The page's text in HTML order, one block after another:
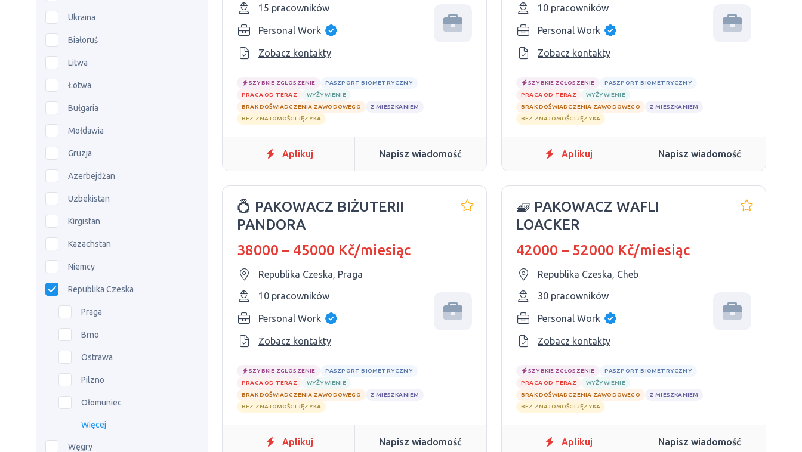
Ukraina
Białoruś
Litwa
Łotwa
Bułgaria
Mołdawia
Gruzja
Azerbejdżan
Uzbekistan
Kirgistan
Kazachstan
Niemcy
Republika Czeska
Praga
Brno
Ostrawa
Pilzno
Ołomuniec
Więcej
Węgry
15 pracowników
Personal Work
Zobacz kontakty
SZYBKIE ZGŁOSZENIE
PASZPORT BIOMETRYCZNY
PRACA OD TERAZ
WYŻYWIENIE
BRAK DOŚWIADCZENIA ZAWODOWEGO
Z MIESZKANIEM
BEZ ZNAJOMOŚCI JĘZYKA
Aplikuj Napisz wiadomość
10 pracowników
Personal Work
Zobacz kontakty
SZYBKIE ZGŁOSZENIE
PASZPORT BIOMETRYCZNY
PRACA OD TERAZ
WYŻYWIENIE
BRAK DOŚWIADCZENIA ZAWODOWEGO
Z MIESZKANIEM
BEZ ZNAJOMOŚCI JĘZYKA
Aplikuj Napisz wiadomość
💍 PAKOWACZ BIŻUTERII
PANDORA
38000 – 45000 Kč/miesiąc
Republika Czeska, Praga
10 pracowników
Personal Work
Zobacz kontakty
SZYBKIE ZGŁOSZENIE
PASZPORT BIOMETRYCZNY
PRACA OD TERAZ
WYŻYWIENIE
BRAK DOŚWIADCZENIA ZAWODOWEGO
Z MIESZKANIEM
BEZ ZNAJOMOŚCI JĘZYKA
Aplikuj Napisz wiadomość
🧇 PAKOWACZ WAFLI
LOACKER
42000 – 52000 Kč/miesiąc
Republika Czeska, Cheb
30 pracowników
Personal Work
Zobacz kontakty
SZYBKIE ZGŁOSZENIE
PASZPORT BIOMETRYCZNY
PRACA OD TERAZ
WYŻYWIENIE
BRAK DOŚWIADCZENIA ZAWODOWEGO
Z MIESZKANIEM
BEZ ZNAJOMOŚCI JĘZYKA
Aplikuj Napisz wiadomość